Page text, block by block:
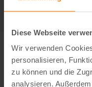
Diese Webseite
Wir verwenden
personalisieren,
zu können und die
analysieren.